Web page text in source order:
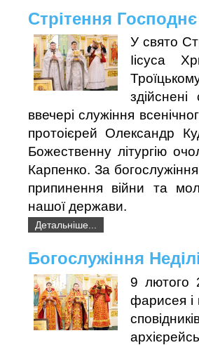
Стрітення Господнє
У свято
Іісуса
ввечері служіння
протоієрей Олександр
Божественну літургію
Карпенко. За
припинення війни та
нашої держави.
Детальніше...
Богослужіння
9 лютого
фарисея і